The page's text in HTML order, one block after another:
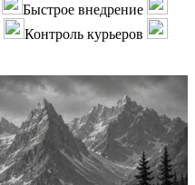
Быстрое внедрение
Контроль курьеров